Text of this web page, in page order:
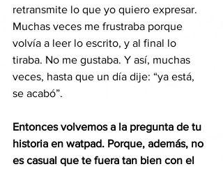
retransmite lo que yo quiero expresar.
Muchas veces me frustraba porque
volvía a leer lo escrito, y al final lo
tiraba. No me gustaba. Y así, muchas
veces, hasta que un día dije: “ya está,
se acabó”.
Entonces volvemos a la pregunta de tu
historia en watpad. Porque, además, no
es casual que te fuera tan bien con el